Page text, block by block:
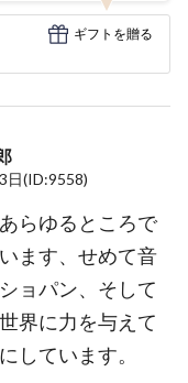
ギフトを贈る
日(ID:9558)
らゆるところで
ます、せめて音
ョパン、そして
界に力を与えて
しています。